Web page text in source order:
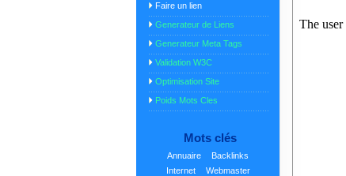
Faire un lien
Generateur de Liens
Generateur Meta Tags
Validation W3C
Optimisation Site
Poids Mots Cles
Mots clés
Annuaire
Backlinks
Internet
Webmaster